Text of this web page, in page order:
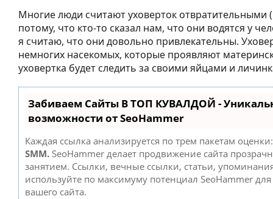
Многие люди считают уховерток отвратительными
потому, что кто-то сказал нам, что они водятся у
я считаю, что они довольно привлекательны.
немногих насекомых, которые проявляют
уховертка будет следить за своими яйцами и
Забиваем Сайты В ТОП КУВАЛДОЙ -
возможности от SeoHammer
Каждая ссылка анализируется по трем пакетам
SMM. SeoHammer делает продвижение сайта
занятием. Ссылки, вечные ссылки, статьи,
используйте по максимуму потенциал SeoHammer
вашего сайта.